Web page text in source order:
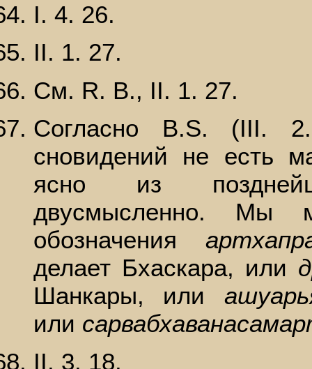
I. 4. 26.
II. 1. 27.
См. R. В., II. 1. 27.
Согласно В.S. (III.
сновидений не есть
ясно из
двусмысленно. Мы
обозначения
делает Бхаскара, или
Шанкары, или
или
II. 3. 18.